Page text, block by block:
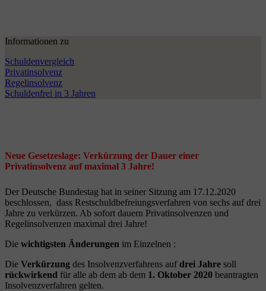
Informationen zu
Schuldenvergleich
Privatinsolvenz
Regelinsolvenz
Schuldenfrei in 3 Jahren
Neue Gesetzeslage: Verkürzung der Dauer einer
Privatinsolvenz auf maximal 3 Jahre!
Der Deutsche Bundestag hat in seiner Sitzung am 17.12.2020
beschlossen, dass Restschuldbefreiungsverfahren von sechs auf drei
Jahre zu verkürzen. Ab sofort dauern Privatinsolvenzen und
Regelinsolvenzen maximal drei Jahre!
Die wichtigsten Änderungen im Einzelnen :
Die Verkürzung des Insolvenzverfahrens aufdrei Jahre soll
rückwirkend für alle ab dem ab dem 1. Oktober 2020 beantragten
Insolvenzverfahren gelten.